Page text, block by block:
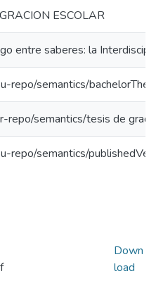
ESCOLAR
entre saberes: la
repo/semantics/
repo/semantics/tesis de grado
repo/semantics/
Down
load